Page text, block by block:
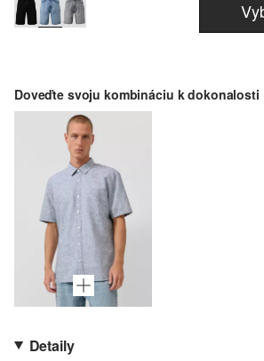
Doveďte svoju kombináciu k dokonalosti
Detaily